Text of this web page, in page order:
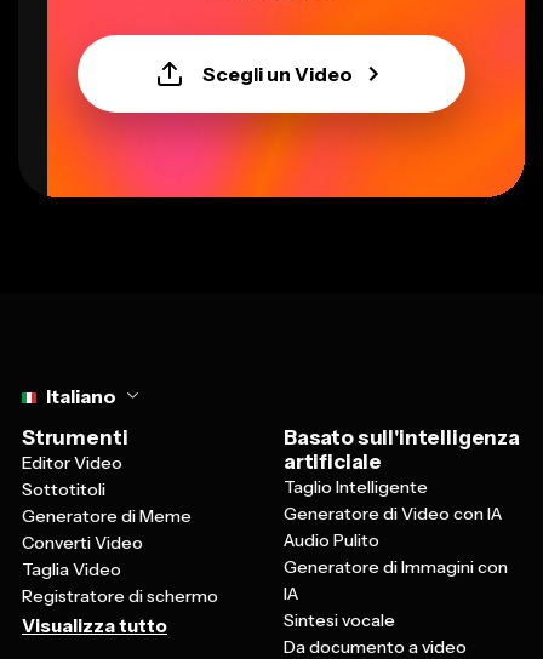
Scegli un Video
Italiano
Strumenti
Editor Video
Sottotitoli
Generatore di Meme
Converti Video
Taglia Video
Registratore di schermo
Visualizza tutto
Basato sull'intelligenza
artificiale
Taglio Intelligente
Generatore di Video con IA
Audio Pulito
Generatore di Immagini con
IA
Sintesi vocale
Da documento a video